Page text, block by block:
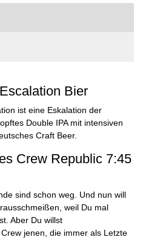
Bier
ist eine Eskalation der
Double IPA mit intensiven
Craft Beer.
Crew Republic 7:45
sind schon weg. Und nun will
weil Du mal
Aber Du willst
jenen, die immer als Letzte